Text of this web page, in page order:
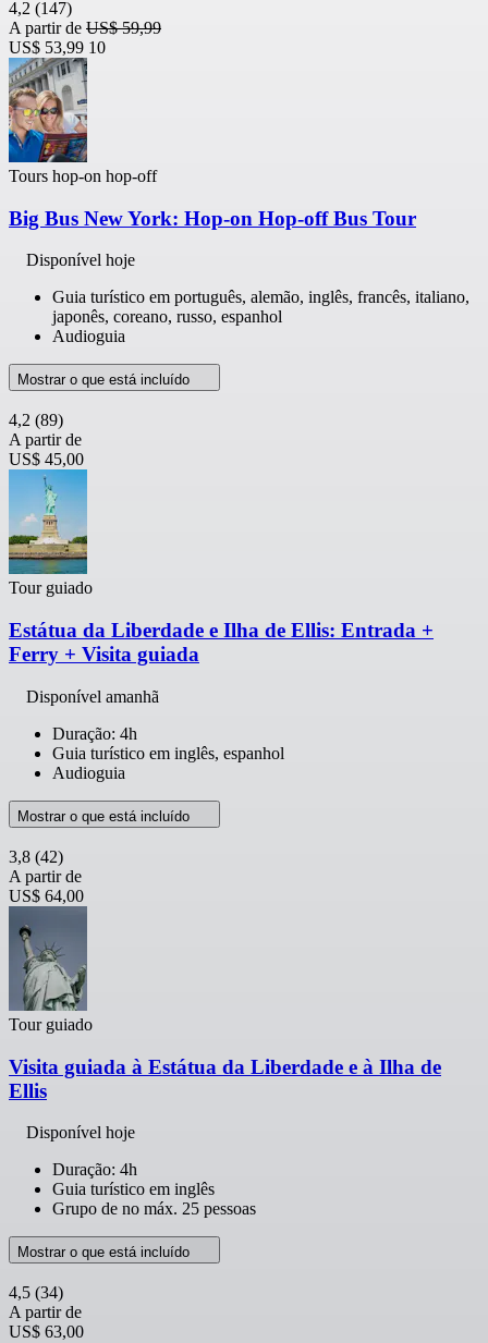
4,2 (147)
A partir de US$ 59,99
US$ 53,99 10
Tours hop-on hop-off
Big Bus New York: Hop-on Hop-off Bus Tour
Disponível hoje
Guia turístico em português, alemão, inglês, francês, italiano,
japonês, coreano, russo, espanhol
Audioguia
Mostrar o que está incluído
4,2 (89)
A partir de
US$ 45,00
Tour guiado
Estátua da Liberdade e Ilha de Ellis: Entrada +
Ferry + Visita guiada
Disponível amanhã
Duração: 4h
Guia turístico em inglês, espanhol
Audioguia
Mostrar o que está incluído
3,8 (42)
A partir de
US$ 64,00
Tour guiado
Visita guiada à Estátua da Liberdade e à Ilha de
Ellis
Disponível hoje
Duração: 4h
Guia turístico em inglês
Grupo de no máx. 25 pessoas
Mostrar o que está incluído
4,5 (34)
A partir de
US$ 63,00